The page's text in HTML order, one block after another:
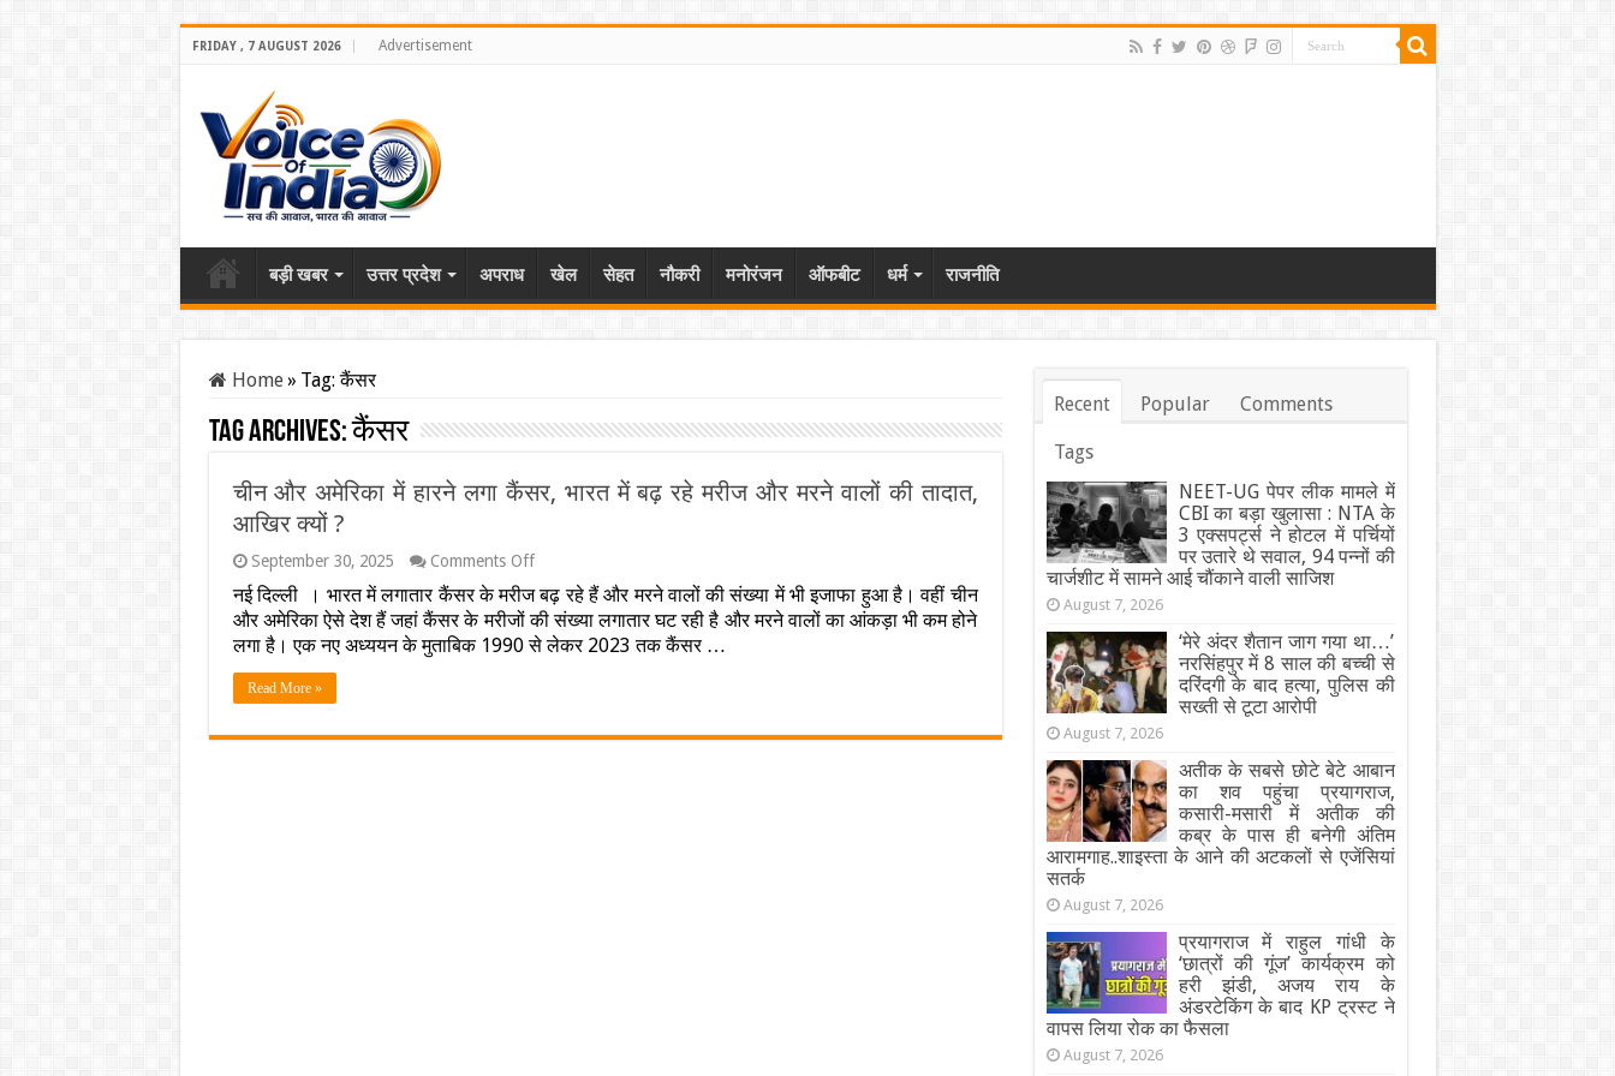
FRIDAY , 7 AUGUST 2026 Advertisement
बड़ी खबर उत्तर प्रदेश अपराध खेल सेहत नौकरी मनोरंजन ऑफबीट धर्म राजनीति
Home» Tag:कैंसर
Tag Archives:कैंसर
चीन और अमेरिका में हारने लगा कैंसर, भारत में बढ़ रहे मरीज और मरने वालों की तादात,
आखिर क्यों ?
September 30, 2025 Comments Offon
और
अमेरिका
में
में
नई दिल्ली । भारत में लगातार कैंसर के मरीज बढ़ रहे हैं और मरने वालों की संख्या में भी इजाफा हुआ है। वहीं चीन
और अमेरिका ऐसे देश हैं जहां कैंसर के मरीजों की संख्या लगातार घट रही है और मरने वालों का आंकड़ा भी कम होने
लगा है। एक नए अध्ययन के मुताबिक 1990 से लेकर 2023 तक कैंसर …
Read More »
Recent Popular Comments
Tags
NEET-UG पेपर लीक मामले में
CBI का बड़ा खुलासा : NTA के
3 एक्सपर्ट्स ने होटल में पर्चियों
पर उतारे थे सवाल, 94 पन्नों की
चार्जशीट में सामने आई चौंकाने वाली साजिश
August 7, 2026
‘मेरे अंदर शैतान जाग गया था…’
नरसिंहपुर में 8 साल की बच्ची से
दरिंदगी के बाद हत्या, पुलिस की
सख्ती से टूटा आरोपी
August 7, 2026
अतीक के सबसे छोटे बेटे आबान
का शव पहुंचा प्रयागराज,
कसारी-मसारी में अतीक की
कब्र के पास ही बनेगी अंतिम
आरामगाह..शाइस्ता के आने की अटकलों से एजेंसियां
सतर्क
August 7, 2026
प्रयागराज में राहुल गांधी के
‘छात्रों की गूंज’ कार्यक्रम को
हरी झंडी, अजय राय के
अंडरटेकिंग के बाद KP ट्रस्ट ने
वापस लिया रोक का फैसला
August 7, 2026